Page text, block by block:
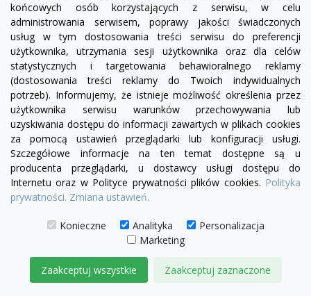
visibility
Fotel Serena bez boku | sofa modułowa - element
prosty SL/SP
1 780,00 zł
DODAJ DO KOSZYKA
końcowych osób korzystających z serwisu, w celu
administrowania serwisem, poprawy jakości świadczonych
usług w tym dostosowania treści serwisu do preferencji
użytkownika, utrzymania sesji użytkownika oraz dla celów
statystycznych i targetowania behawioralnego reklamy
(dostosowania treści reklamy do Twoich indywidualnych
potrzeb). Informujemy, że istnieje możliwość określenia przez
użytkownika serwisu warunków przechowywania lub
uzyskiwania dostępu do informacji zawartych w plikach cookies
za pomocą ustawień przeglądarki lub konfiguracji usługi.
Szczegółowe informacje na ten temat dostępne są u
producenta przeglądarki, u dostawcy usługi dostępu do
Internetu oraz w Polityce prywatności plików cookies. Polityka
prywatności. Zmiana ustawień.
Konieczne Analityka
Personalizacja
Marketing
Zaakceptuj wszystkie Zaakceptuj zaznaczone